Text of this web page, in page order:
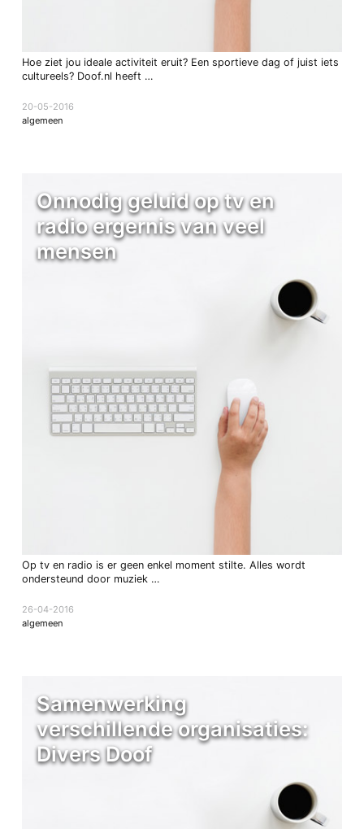
Hoe ziet jou ideale activiteit eruit? Een sportieve dag of juist iets
cultureels? Doof.nl heeft …
20-05-2016
algemeen
Onnodig geluid op tv en
radio ergernis van veel
mensen
Op tv en radio is er geen enkel moment stilte. Alles wordt
ondersteund door muziek …
26-04-2016
algemeen
Samenwerking
verschillende organisaties:
Divers Doof